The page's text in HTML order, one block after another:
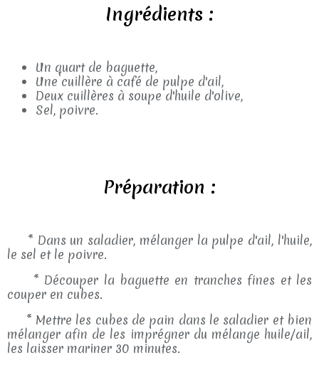
Ingrédients :
Un quart de baguette,
Une cuillère à café de pulpe d'ail,
Deux cuillères à soupe d'huile d'olive,
Sel, poivre.
Préparation :
* Dans un saladier, mélanger la pulpe d'ail, l'huile,
le sel et le poivre.
* Découper la baguette en tranches fines et les
couper en cubes.
* Mettre les cubes de pain dans le saladier et bien
mélanger afin de les imprégner du mélange huile/ail,
les laisser mariner 30 minutes.